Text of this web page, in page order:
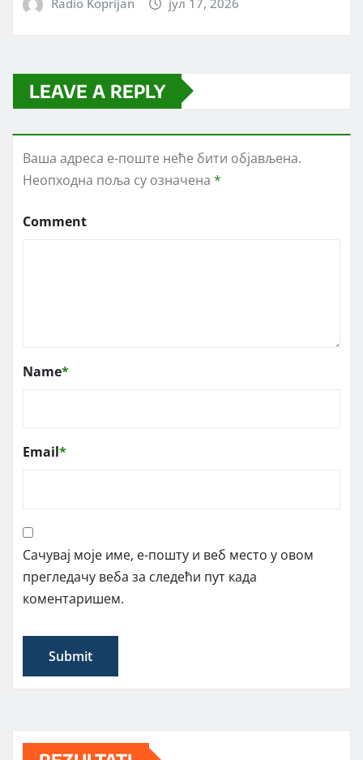
Radio Koprijan јул 17, 2026
LEAVE A REPLY
Ваша адреса е-поште неће бити објављена.
Неопходна поља су означена *
Comment
Name*
Email*
Сачувај моје име, е-пошту и веб место у овом
прегледачу веба за следећи пут када
коментаришем.